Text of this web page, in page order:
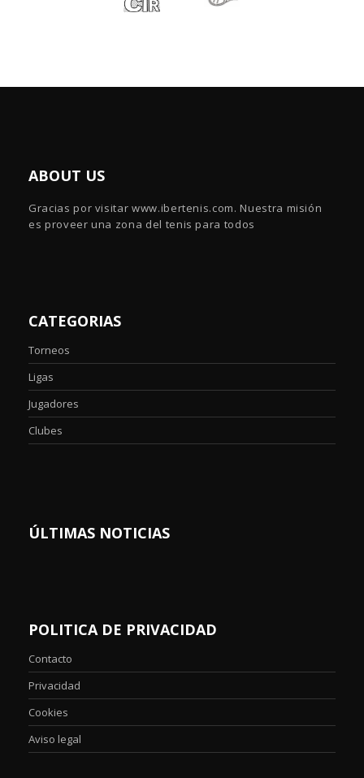
ABOUT US
Gracias por visitar www.ibertenis.com. Nuestra misión
es proveer una zona del tenis para todos
CATEGORIAS
Torneos
Ligas
Jugadores
Clubes
ÚLTIMAS NOTICIAS
POLITICA DE PRIVACIDAD
Contacto
Privacidad
Cookies
Aviso legal